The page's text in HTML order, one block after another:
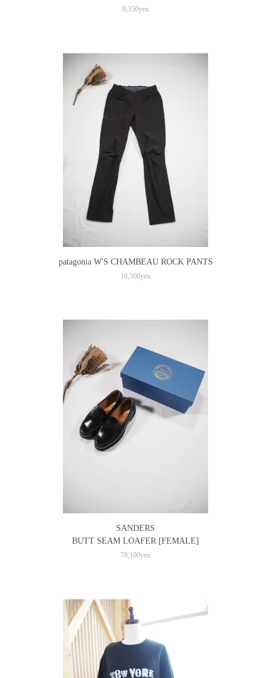
9,350yen
patagonia W'S CHAMBEAU ROCK PANTS
16,500yen
SANDERS
BUTT SEAM LOAFER [FEMALE]
78,100yen